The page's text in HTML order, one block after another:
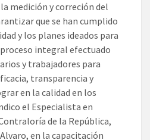
medición y correción del
que se han cumplido
y los planes ideados para
integral efectuado
y trabajadores para
transparencia y
en la calidad en los
el Especialista en
de la República,
en la capacitación